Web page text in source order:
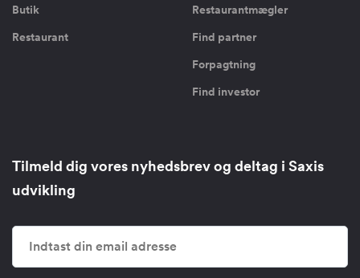
Butik
Restaurant
Restaurantmægler
Find partner
Forpagtning
Find investor
Tilmeld dig vores nyhedsbrev og deltag i Saxis
udvikling